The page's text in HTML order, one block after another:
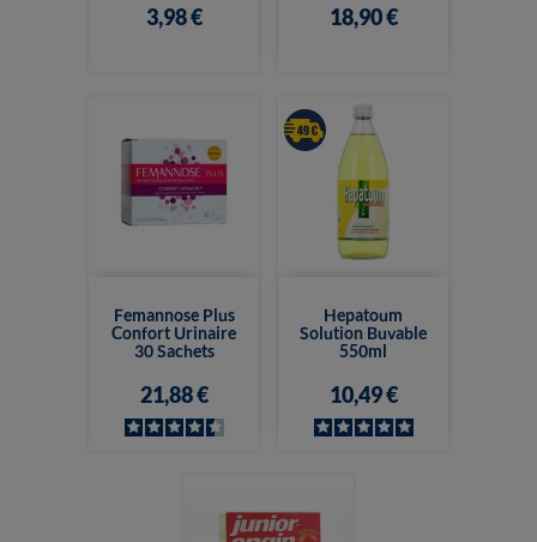
3,98 € 18,90 €
Femannose Plus
Confort Urinaire
30 Sachets
21,88 €
Hepatoum
Solution Buvable
550ml
10,49 €